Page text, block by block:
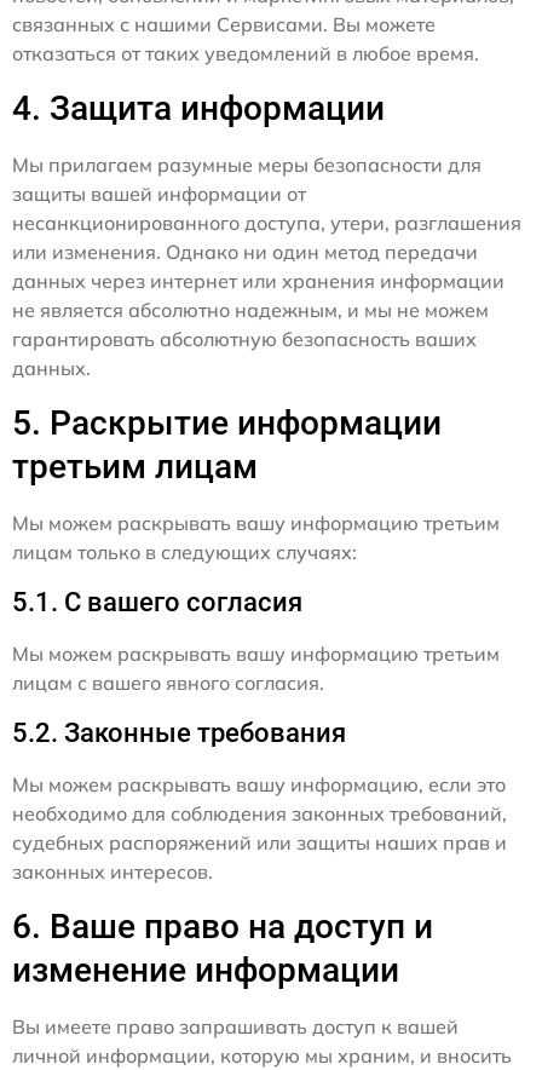
связанных с нашими Сервисами. Вы можете
отказаться от таких уведомлений в любое время.
4. Защита информации
Мы прилагаем разумные меры безопасности для
защиты вашей информации от
несанкционированного доступа, утери, разглашения
или изменения. Однако ни один метод передачи
данных через интернет или хранения информации
не является абсолютно надежным, и мы не можем
гарантировать абсолютную безопасность ваших
данных.
5. Раскрытие информации
третьим лицам
Мы можем раскрывать вашу информацию третьим
лицам только в следующих случаях:
5.1. С вашего согласия
Мы можем раскрывать вашу информацию третьим
лицам с вашего явного согласия.
5.2. Законные требования
Мы можем раскрывать вашу информацию, если это
необходимо для соблюдения законных требований,
судебных распоряжений или защиты наших прав и
законных интересов.
6. Ваше право на доступ и
изменение информации
Вы имеете право запрашивать доступ к вашей
личной информации, которую мы храним, и вносить